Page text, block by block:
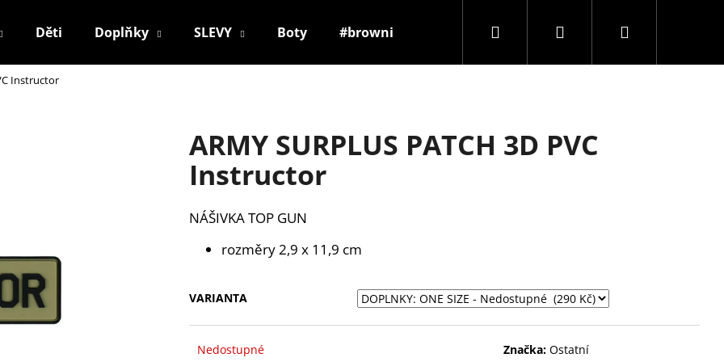
Děti Doplňky SLEVY Boty #brownisthenewblack Kamenná prodejna
Hledat PřihlášeníNákupní
Instructor
ARMY SURPLUS PATCH 3D PVC
Instructor
NÁŠIVKATOP GUN
rozměry 2,9 x 11,9 cm
VARIANTA
Nedostupné Značka:Ostatní
Co potřebujete najít?
HLEDAT